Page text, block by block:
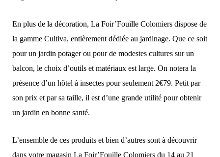
En plus de la décoration, La Foir’Fouille Colomiers dispose de
la gamme Cultiva, entièrement dédiée au jardinage. Que ce soit
pour un jardin potager ou pour de modestes cultures sur un
balcon, le choix d’outils et matériaux est large. On notera la
présence d’un hôtel à insectes pour seulement 2€79. Petit par
son prix et par sa taille, il est d’une grande utilité pour obtenir
un jardin en bonne santé.
L’ensemble de ces produits et bien d’autres sont à découvrir
dans votre magasin La Foir’Fouille Colomiers du 14 au 21